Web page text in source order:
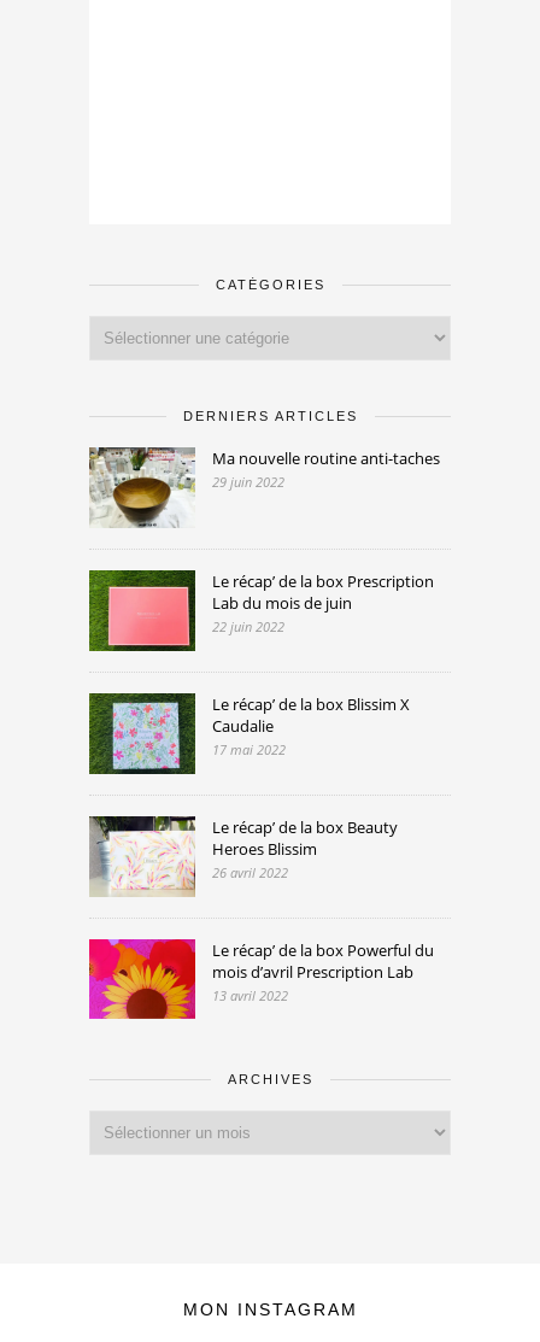
CATÉGORIES
DERNIERS ARTICLES
Ma nouvelle routine anti-taches
29 juin 2022
Le récap’ de la box Prescription
Lab du mois de juin
22 juin 2022
Le récap’ de la box Blissim X
Caudalie
17 mai 2022
Le récap’ de la box Beauty
Heroes Blissim
26 avril 2022
Le récap’ de la box Powerful du
mois d’avril Prescription Lab
13 avril 2022
ARCHIVES
MON INSTAGRAM